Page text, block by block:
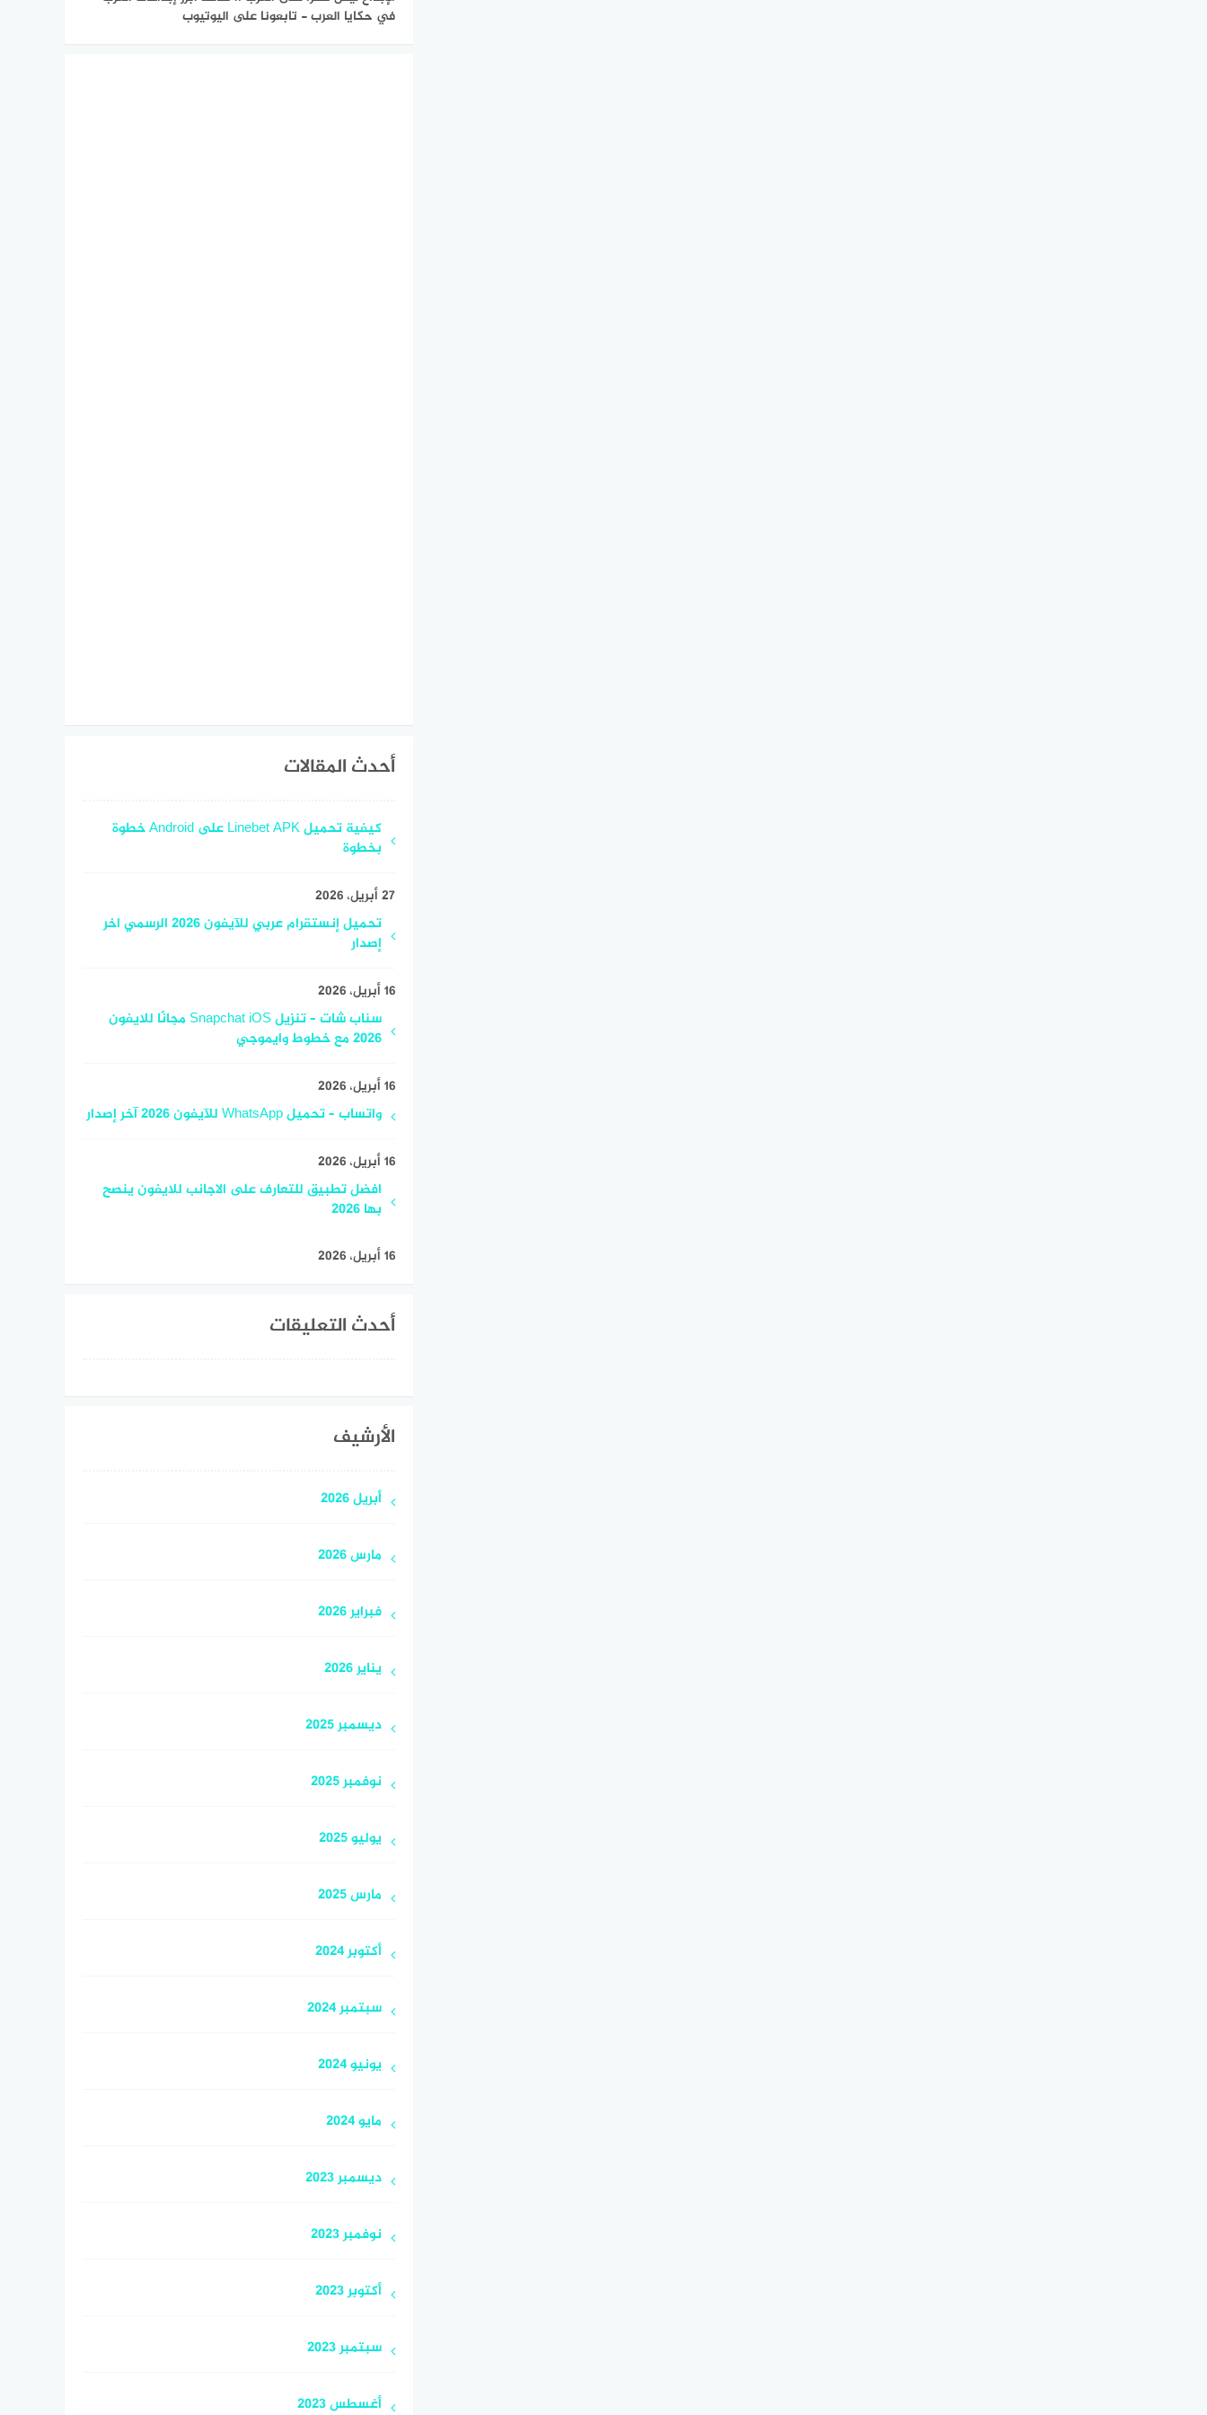
في حكايا العرب - تابعونا على اليوتيوب
أحدث المقالات
كيفية تحميل Linebet APK على Android خطوة
بخطوة
27 أبريل، 2026
تحميل إنستقرام عربي للآيفون 2026 الرسمي اخر
إصدار
16 أبريل، 2026
سناب شات – تنزيل Snapchat iOS مجانًا للايفون
2026 مع خطوط وايموجي
16 أبريل، 2026
واتساب – تحميل WhatsApp للآيفون 2026 آخر إصدار
16 أبريل، 2026
افضل تطبيق للتعارف على الاجانب للايفون ينصح
بها 2026
16 أبريل، 2026
أحدث التعليقات
الأرشيف
أبريل 2026
مارس 2026
فبراير 2026
يناير 2026
ديسمبر 2025
نوفمبر 2025
يوليو 2025
مارس 2025
أكتوبر 2024
سبتمبر 2024
يونيو 2024
مايو 2024
ديسمبر 2023
نوفمبر 2023
أكتوبر 2023
سبتمبر 2023
أغسطس 2023